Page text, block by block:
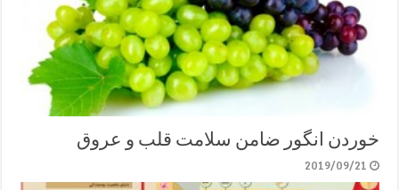
خوردن انگور ضامن سلامت قلب و عروق
2019/09/21